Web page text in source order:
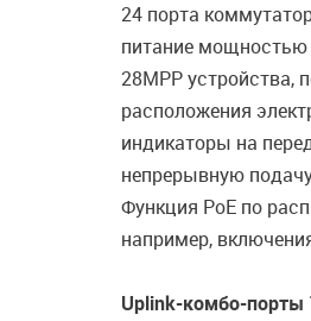
24 порта
питание мощностью
28MPP устройства,
расположения
индикаторы на
непрерывную
Функция PoE по
например,
Uplink-комбо-порты